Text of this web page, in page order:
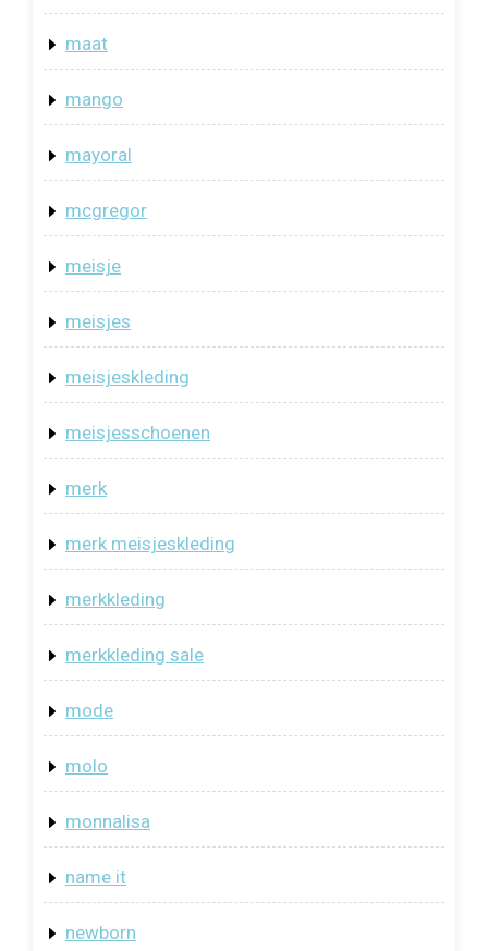
maat
mango
mayoral
mcgregor
meisje
meisjes
meisjeskleding
meisjesschoenen
merk
merk meisjeskleding
merkkleding
merkkleding sale
mode
molo
monnalisa
name it
newborn